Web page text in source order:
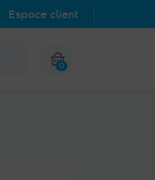
Espace client
0